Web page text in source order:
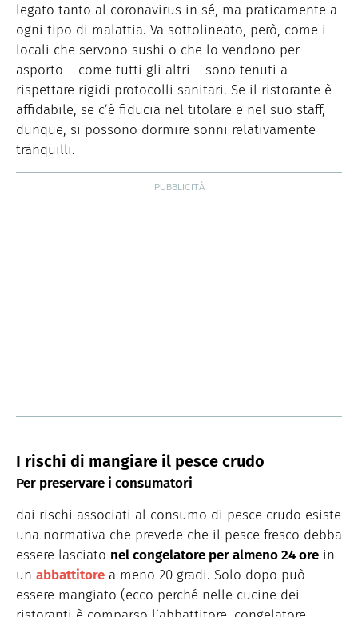
legato tanto al coronavirus in sé, ma praticamente a
ogni tipo di malattia. Va sottolineato, però, come i
locali che servono sushi o che lo vendono per
asporto – come tutti gli altri – sono tenuti a
rispettare rigidi protocolli sanitari. Se il ristorante è
affidabile, se c’è fiducia nel titolare e nel suo staff,
dunque, si possono dormire sonni relativamente
tranquilli.
I rischi di mangiare il pesce crudo
Per preservare i consumatori
dai rischi associati al consumo di pesce crudo esiste
una normativa che prevede che il pesce fresco debba
essere lasciato nel congelatore per almeno 24 ore in
un abbattitore a meno 20 gradi. Solo dopo può
essere mangiato (ecco perché nelle cucine dei